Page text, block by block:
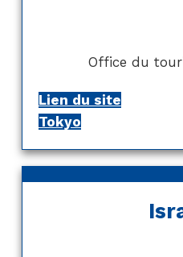
Office du
Lien du site
Tokyo